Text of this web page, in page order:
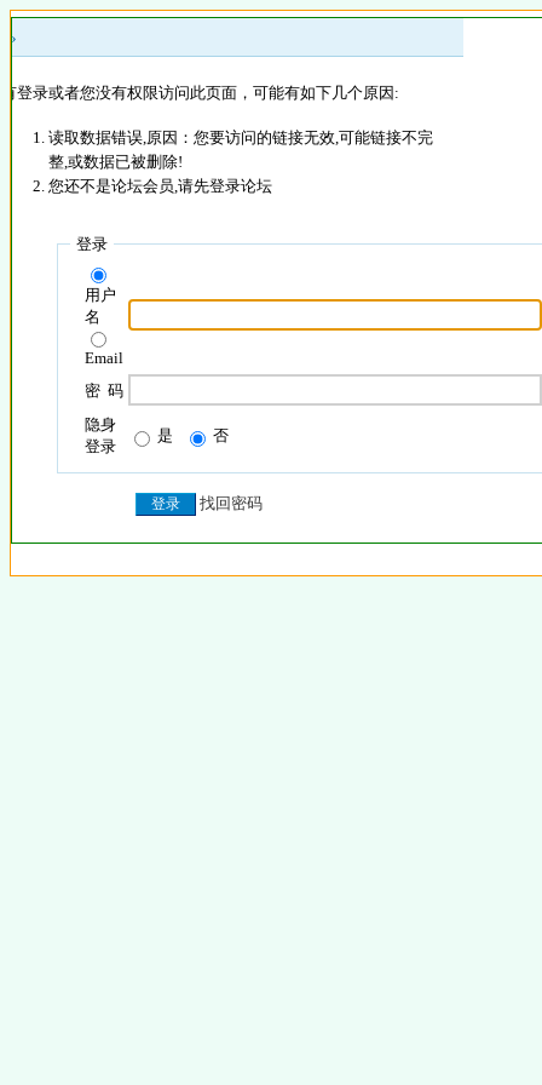
»
登录或者您没有权限访问此页面，可能有如下几个原因:
读取数据错误,原因：您要访问的链接无效,可能链接不完
整,或数据已被删除!
您还不是论坛会员,请先登录论坛
登录
用户
名
Email
密 码
隐身
登录
是 否
找回密码